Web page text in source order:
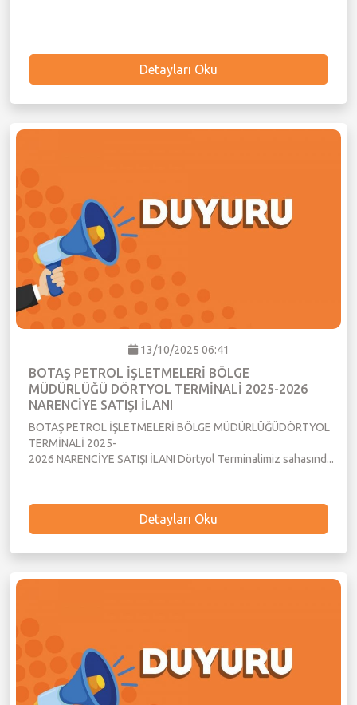
Detayları Oku
13/10/2025 06:41
BOTAŞ PETROL İŞLETMELERİ BÖLGE
MÜDÜRLÜĞÜ DÖRTYOL TERMİNALİ 2025-2026
NARENCİYE SATIŞI İLANI
BOTAŞ PETROL İŞLETMELERİ BÖLGE MÜDÜRLÜĞÜDÖRTYOL
TERMİNALİ 2025-
2026 NARENCİYE SATIŞI İLANI Dörtyol Terminalimiz sahasınd...
Detayları Oku